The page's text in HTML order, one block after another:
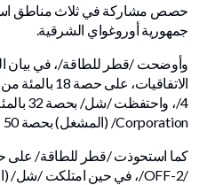
حصص مشاركة في ثلاث مناطق
جمهورية أوروغواي الشرقية.
وأوضحت /قطر للطاقة/، في بيان
Corporation/ (المشغل) بحصة 50 في المئة.
/OFF-2/، في حين امتلكت /شل/ (المشغل) حصة 70 بالمئة.